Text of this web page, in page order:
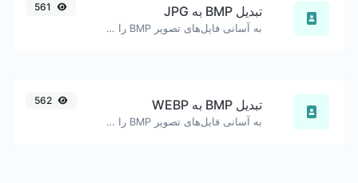
تبدیل BMP به JPG
به آسانی فایل‌های تصویر BMP را به JPG تبدیل کنید.
تبدیل BMP به WEBP
به آسانی فایل‌های تصویر BMP را بهWEBP تبدیل کنید.